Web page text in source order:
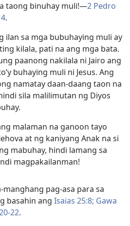
taong binuhay muli!​—2 Pedro
.
ilan sa mga bubuhaying muli ay
kilala, pati na ang mga bata.
paanong nakilala ni Jairo ang
buhaying muli ni Jesus. Ang
namatay daan-daang taon na
sila malilimutan ng Diyos
malaman na ganoon tayo
at ng kaniyang Anak na si
mabuhay, hindi lamang sa
magpakailanman!
pag-asa para sa
basahin ang Isaias 25:8; Gawa
22.